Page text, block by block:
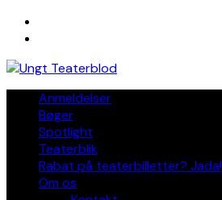
Skip
Anmeldelser
Bøger
Spotlight
Teaterblik
Rabat på teaterbilletter? Jada!
Om os